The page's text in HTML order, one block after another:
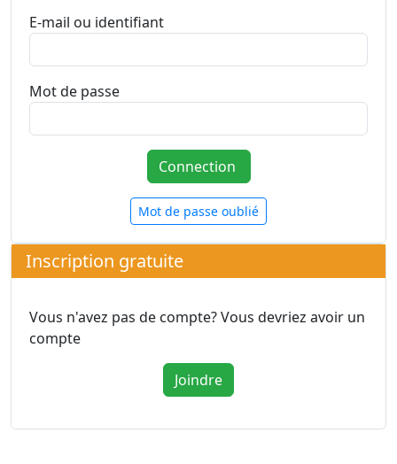
E-mail ou identifiant
Mot de passe
Mot de passe oublié
Inscription gratuite
Vous n'avez pas de compte? Vous devriez avoir un
compte
Joindre